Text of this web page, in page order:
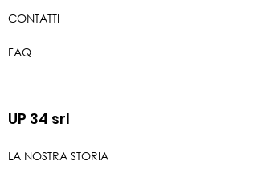
CONTATTI
FAQ
UP 34 srl
LA NOSTRA STORIA